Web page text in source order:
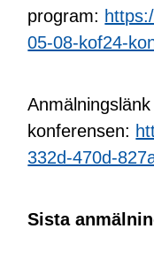
program:
05-08-kof24-
Anmälningslänk
konferensen:
332d-470d-
Sista